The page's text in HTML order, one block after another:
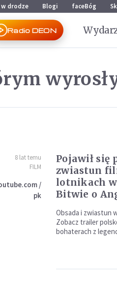
drodze Blogi faceBóg
Radio DEON
8 lat temu
FILM
/
pk
Pojawił się
zwiastun
lotnikach
Bitwie o
Obsada i zwiastun
Zobacz trailer
bohaterach z